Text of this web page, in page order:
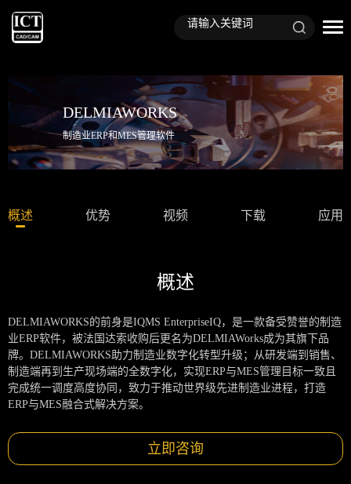
DELMIAWORKS
制造业ERP和MES管理软件
概述 优势 视频 下载 应用
概述
DELMIAWORKS的前身是IQMS EnterpriseIQ，是一款备受赞誉的制造
业ERP软件，被法国达索收购后更名为DELMIAWorks成为其旗下品
牌。DELMIAWORKS助力制造业数字化转型升级；从研发端到销售、
制造端再到生产现场端的全数字化，实现ERP与MES管理目标一致且
完成统一调度高度协同，致力于推动世界级先进制造业进程，打造
ERP与MES融合式解决方案。
立即咨询